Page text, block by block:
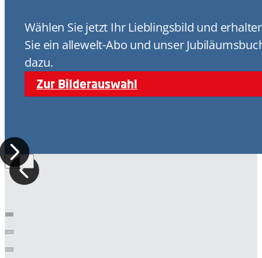
Wählen Sie jetzt Ihr Lieblingsbild und
Sie ein allewelt-Abo und unser
dazu.
Zur Bilderauswahl